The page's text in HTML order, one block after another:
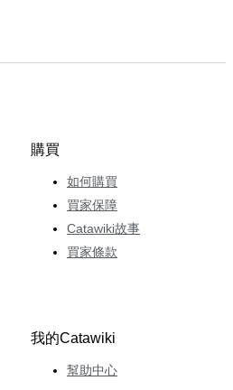
購買
如何購買
買家保障
Catawiki故事
買家條款
我的Catawiki
幫助中心